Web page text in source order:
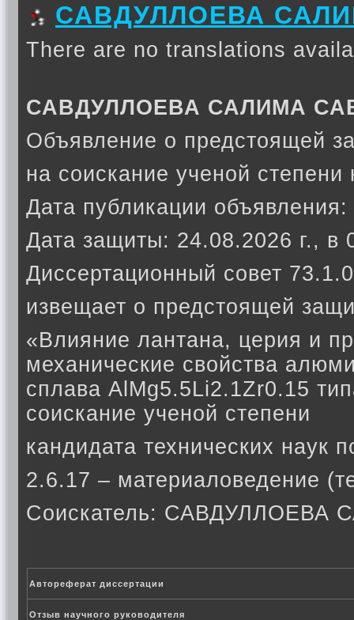
САВДУЛЛОЕВА
There are no translations
САВДУЛЛОЕВА САЛИМА
Объявление о предстоящей
на соискание ученой степени
Дата публикации объявления:
Дата защиты: 24.08.2026 г., в
Диссертационный совет
извещает о предстоящей
«Влияние лантана, церия и
механические свойства
сплава AlMg5.5Li2.1Zr0.15
соискание ученой степени
кандидата технических наук
2.6.17 – материаловедение
Соискатель:
Автореферат диссертации
Отзыв научного руководителя